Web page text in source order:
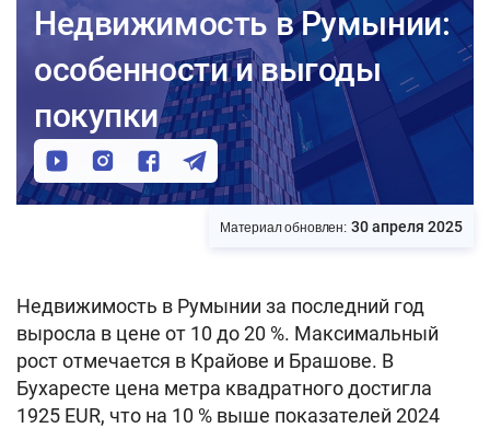
Недвижимость в Румынии:
особенности и выгоды
покупки
Материал обновлен: 30 апреля 2025
Недвижимость в Румынии за последний год
выросла в цене от 10 до 20 %. Максимальный
рост отмечается в Крайове и Брашове. В
Бухаресте цена метра квадратного достигла
1925 EUR, что на 10 % выше показателей 2024